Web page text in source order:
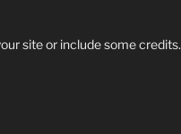
site or include some credits.